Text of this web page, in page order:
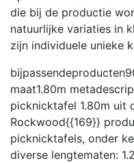
die bij de productie
natuurlijke variaties in
zijn individuele unieke
bijpassendeproducten
maat1.80m
picknicktafel 1.80m uit
Rockwood{{169}}
picknicktafels, onder
diverse lengtematen: